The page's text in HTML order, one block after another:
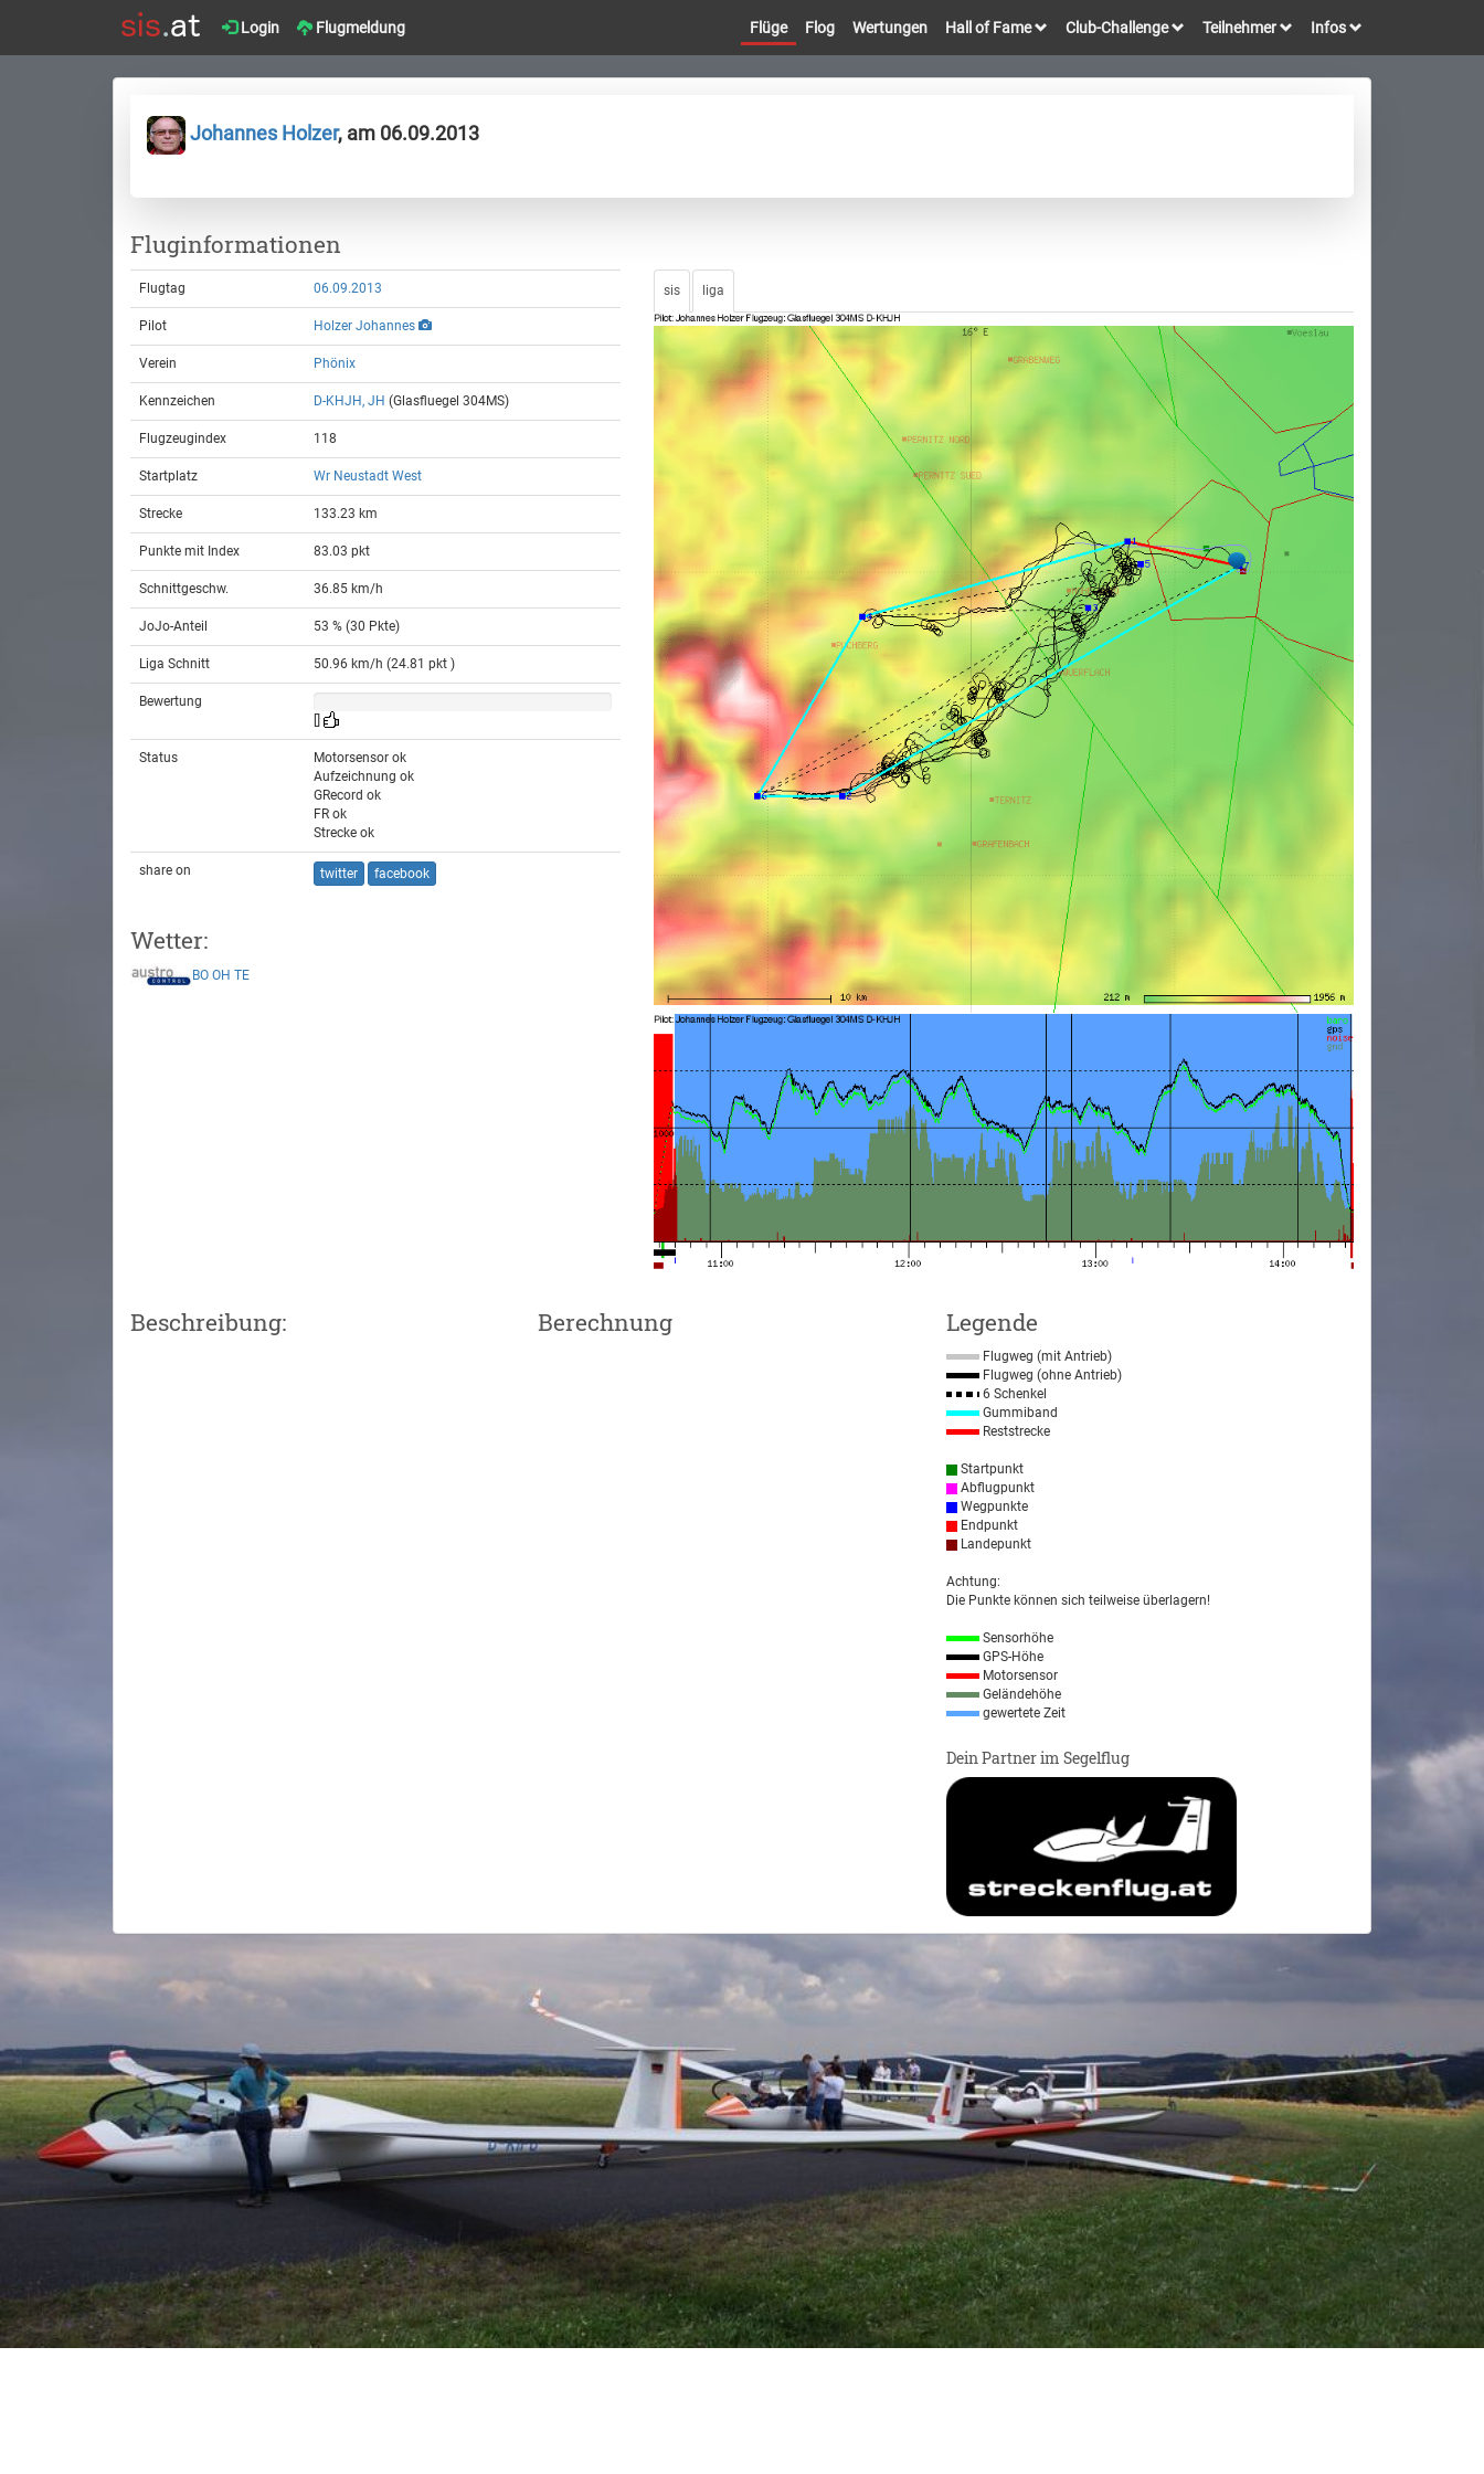
Login Flugmeldung Flüge Flog Wertungen Hall of Fame Club-Challenge Teilnehmer Infos
Johannes Holzer, am 06.09.2013
Fluginformationen
Flugtag 06.09.2013
Pilot Holzer Johannes
Verein Phönix
Kennzeichen D-KHJH, JH (Glasfluegel 304MS)
Flugzeugindex 118
Startplatz Wr Neustadt West
Strecke 133.23 km
Punkte mit Index 83.03 pkt
Schnittgeschw. 36.85 km/h
JoJo-Anteil 53 % (30 Pkte)
Liga Schnitt 50.96 km/h (24.81 pkt )
Bewertung
[]
Status
Motorsensor ok
Aufzeichnung ok
GRecord ok
FR ok
Strecke ok
share on twitter facebook
Wetter:
BO OH TE
sis liga
Beschreibung: Berechnung Legende
Flugweg (mit Antrieb)
Flugweg (ohne Antrieb)
6 Schenkel
Gummiband
Reststrecke
Startpunkt
Abflugpunkt
Wegpunkte
Endpunkt
Landepunkt
Achtung:
Die Punkte können sich teilweise überlagern!
Sensorhöhe
GPS-Höhe
Motorsensor
Geländehöhe
gewertete Zeit
Dein Partner im Segelflug